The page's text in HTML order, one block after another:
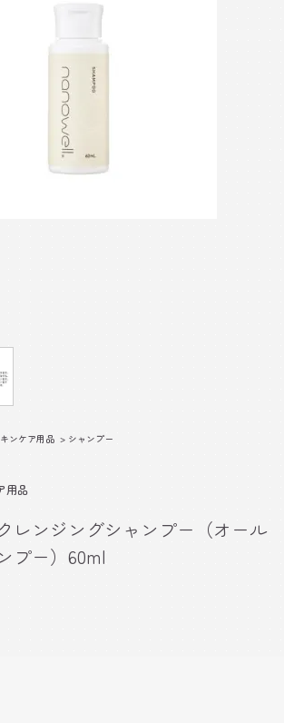
ンケア用品 > シャンプー
用品
ンジングシャンプー（オール
プー）60ml